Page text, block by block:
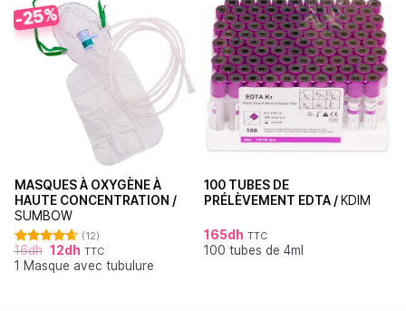
-25%
MASQUES À OXYGÈNE À
HAUTE CONCENTRATION /
SUMBOW
Note
4.64
sur 5
(12)
16dh 12dh TTC
1 Masque avec tubulure
100 TUBES DE
PRÉLÈVEMENT EDTA / KDIM
165dh TTC
100 tubes de 4ml